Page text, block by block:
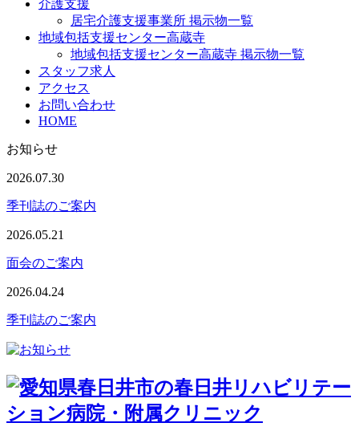
介護支援
居宅介護支援事業所 掲示物一覧
地域包括支援センター高蔵寺
地域包括支援センター高蔵寺 掲示物一覧
スタッフ求人
アクセス
お問い合わせ
HOME
お知らせ
2026.07.30
季刊誌のご案内
2026.05.21
面会のご案内
2026.04.24
季刊誌のご案内